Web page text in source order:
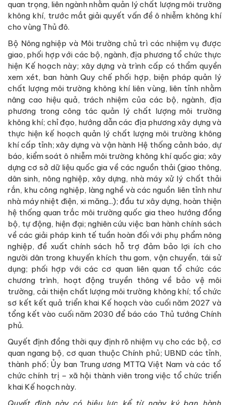
quan trọng, liên ngành nhằm quản lý chất lượng môi trường
không khí, trước mắt giải quyết vấn đề ô nhiễm không khí
cho vùng Thủ đô.
Bộ Nông nghiệp và Môi trường chủ trì các nhiệm vụ được
giao, phối hợp với các bộ, ngành, địa phương tổ chức thực
hiện Kế hoạch này; xây dựng và trình cấp có thẩm quyền
xem xét, ban hành Quy chế phối hợp, biện pháp quản lý
chất lượng môi trường không khí liên vùng, liên tỉnh nhằm
nâng cao hiệu quả, trách nhiệm của các bộ, ngành, địa
phương trong công tác quản lý chất lượng môi trường
không khí; chỉ đạo, hướng dẫn các địa phương xây dựng và
thực hiện kế hoạch quản lý chất lượng môi trường không
khí cấp tỉnh; xây dựng và vận hành Hệ thống cảnh báo, dự
báo, kiểm soát ô nhiễm môi trường không khí quốc gia; xây
dựng cơ sở dữ liệu quốc gia về các nguồn thải (giao thông,
dân sinh, nông nghiệp, xây dựng, nhà máy xử lý chất thải
rắn, khu công nghiệp, làng nghề và các nguồn liên tỉnh như
nhà máy nhiệt điện, xi măng...); đầu tư xây dựng, hoàn thiện
hệ thống quan trắc môi trường quốc gia theo hướng đồng
bộ, tự động, hiện đại; nghiên cứu việc ban hành chính sách
về các giải pháp kinh tế tuần hoàn đối với phụ phẩm nông
nghiệp, đề xuất chính sách hỗ trợ đảm bảo lợi ích cho
người dân trong khuyến khích thu gom, vận chuyển, tái sử
dụng; phối hợp với các cơ quan liên quan tổ chức các
chương trình, hoạt động truyền thông về bảo vệ môi
trường, cải thiện chất lượng môi trường không khí; tổ chức
sơ kết kết quả triển khai Kế hoạch vào cuối năm 2027 và
tổng kết vào cuối năm 2030 để báo cáo Thủ tướng Chính
phủ.
Quyết định đồng thời quy định rõ nhiệm vụ cho các bộ, cơ
quan ngang bộ, cơ quan thuộc Chính phủ; UBND các tỉnh,
thành phố; Ủy ban Trung ương MTTQ Việt Nam và các tổ
chức chính trị – xã hội thành viên trong việc tổ chức triển
khai Kế hoạch này.
Quyết định này có hiệu lực kể từ ngày ký ban hành